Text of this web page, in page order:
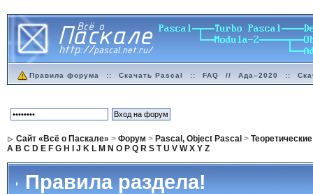
Правила форума :: Скачать Pascal :: FAQ // Ада–2020 ::
Сайт «Всё о Паскале» > Форум > Pascal, Object Pascal >
A B C D E F G H J K L M N O P Q R S T U V W X Y Z
Правила раздела!